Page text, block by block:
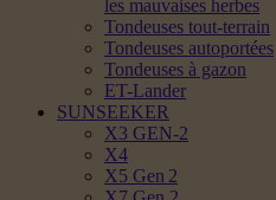
les mauvaises herbes
Tondeuses tout-terrain
Tondeuses autoportées
Tondeuses à gazon
ET-Lander
SUNSEEKER
X3 GEN-2
X4
X5 Gen 2